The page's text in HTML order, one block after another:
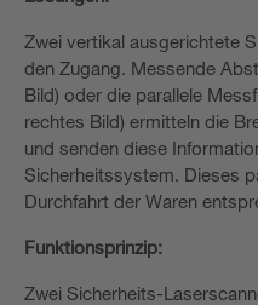
Zwei vertikal ausgerichtete
den Zugang. Messende
Bild) oder die parallele
rechtes Bild) ermitteln die
und senden diese
Sicherheitssystem. Dieses
Durchfahrt der Waren
Funktionsprinzip:
Zwei Sicherheits-